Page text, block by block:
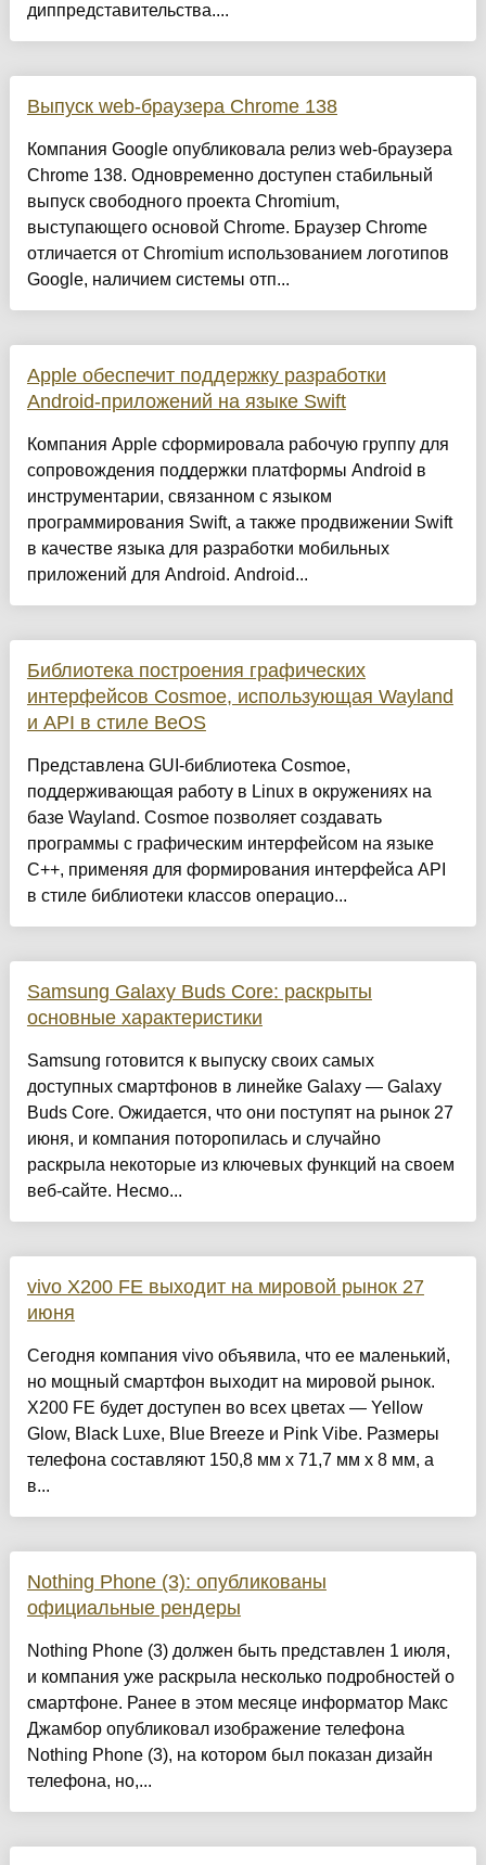
диппредставительства....
Выпуск web-браузера Chrome 138
Компания Google опубликовала релиз web-браузера
Chrome 138. Одновременно доступен стабильный
выпуск свободного проекта Chromium,
выступающего основой Chrome. Браузер Chrome
отличается от Chromium использованием логотипов
Google, наличием системы отп...
Apple обеспечит поддержку разработки
Android-приложений на языке Swift
Компания Apple сформировала рабочую группу для
сопровождения поддержки платформы Android в
инструментарии, связанном с языком
программирования Swift, а также продвижении Swift
в качестве языка для разработки мобильных
приложений для Android. Android...
Библиотека построения графических
интерфейсов Cosmoe, использующая Wayland
и API в стиле BeOS
Представлена GUI-библиотека Cosmoe,
поддерживающая работу в Linux в окружениях на
базе Wayland. Cosmoe позволяет создавать
программы с графическим интерфейсом на языке
C++, применяя для формирования интерфейса API
в стиле библиотеки классов операцио...
Samsung Galaxy Buds Core: раскрыты
основные характеристики
Samsung готовится к выпуску своих самых
доступных смартфонов в линейке Galaxy — Galaxy
Buds Core. Ожидается, что они поступят на рынок 27
июня, и компания поторопилась и случайно
раскрыла некоторые из ключевых функций на своем
веб-сайте. Несмо...
vivo X200 FE выходит на мировой рынок 27
июня
Сегодня компания vivo объявила, что ее маленький,
но мощный смартфон выходит на мировой рынок.
X200 FE будет доступен во всех цветах — Yellow
Glow, Black Luxe, Blue Breeze и Pink Vibe. Размеры
телефона составляют 150,8 мм x 71,7 мм x 8 мм, а
в...
Nothing Phone (3): опубликованы
официальные рендеры
Nothing Phone (3) должен быть представлен 1 июля,
и компания уже раскрыла несколько подробностей о
смартфоне. Ранее в этом месяце информатор Макс
Джамбор опубликовал изображение телефона
Nothing Phone (3), на котором был показан дизайн
телефона, но,...